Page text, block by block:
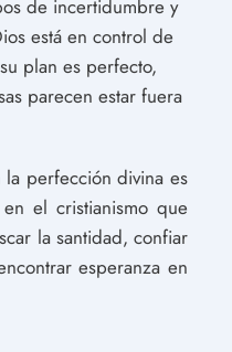
de incertidumbre y
está en control de
plan es perfecto,
parecen estar fuera
perfección divina es
el cristianismo que
la santidad, confiar
esperanza en